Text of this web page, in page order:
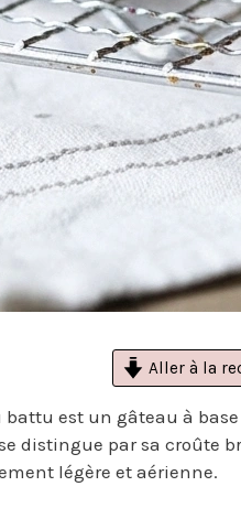
Aller à la
battu est un gâteau à
distingue par sa croûte
légère et aérienne.